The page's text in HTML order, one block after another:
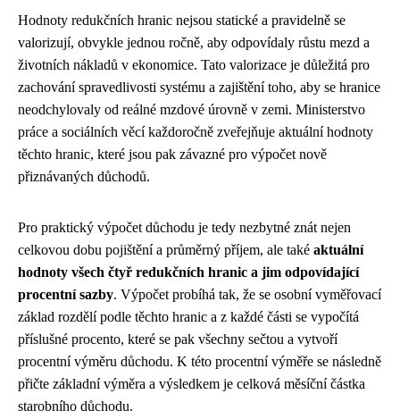
Hodnoty redukčních hranic nejsou statické a pravidelně se
valorizují, obvykle jednou ročně, aby odpovídaly růstu mezd a
životních nákladů v ekonomice. Tato valorizace je důležitá pro
zachování spravedlivosti systému a zajištění toho, aby se hranice
neodchylovaly od reálné mzdové úrovně v zemi. Ministerstvo
práce a sociálních věcí každoročně zveřejňuje aktuální hodnoty
těchto hranic, které jsou pak závazné pro výpočet nově
přiznávaných důchodů.
Pro praktický výpočet důchodu je tedy nezbytné znát nejen
celkovou dobu pojištění a průměrný příjem, ale také aktuální
hodnoty všech čtyř redukčních hranic a jim odpovídající
procentní sazby. Výpočet probíhá tak, že se osobní vyměřovací
základ rozdělí podle těchto hranic a z každé části se vypočítá
příslušné procento, které se pak všechny sečtou a vytvoří
procentní výměru důchodu. K této procentní výměře se následně
přičte základní výměra a výsledkem je celková měsíční částka
starobního důchodu.